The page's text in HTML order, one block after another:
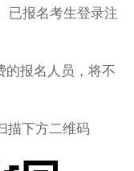
已报名考生登录注
的报名人员，将不
描下方二维码